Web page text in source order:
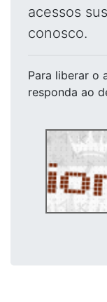
acessos
conosco.
Para liberar o
responda ao